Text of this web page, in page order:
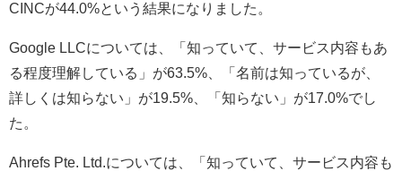
CINCが44.0%という結果になりました。
Google LLCについては、「知っていて、サービス内容もあ
る程度理解している」が63.5%、「名前は知っているが、
詳しくは知らない」が19.5%、「知らない」が17.0%でし
た。
Ahrefs Pte. Ltd.については、「知っていて、サービス内容も